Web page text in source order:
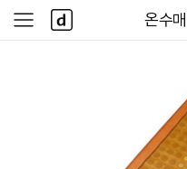
다나와
온수
사
이
다
나
와